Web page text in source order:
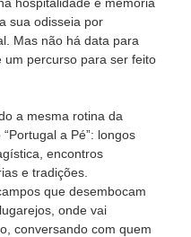
sua odisseia por
Mas não há data para
percurso para ser feito
a mesma rotina da
a Pé”: longos
encontros
e tradições.
que desembocam
onde vai
conversando com quem